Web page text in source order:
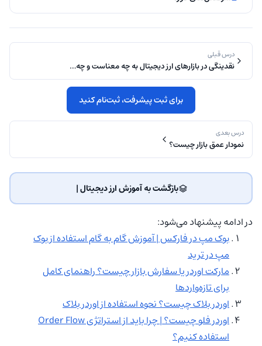
درس قبلی
نقدینگی در بازارهای ارز دیجیتال به چه معناست و چه…
برای ثبت پیشرفت، ثبت‌نام کنید
درس بعدی
نمودار عمق بازار چیست؟
بازگشت به آموزش ارز دیجیتال | ‌
در ادامه پیشنهاد می‌شود:
بوک مپ در فارکس | آموزش گام به گام استفاده از بوک
مپ در ترید
مارکت اوردر یا سفارش بازار چیست؟ راهنمای کامل
برای تازه‌واردها
اوردر بلاک چیست؟ نحوه استفاده از اوردر بلاک
اوردر فلو چیست؟ | چرا باید از استراتژی Order Flow
استفاده کنیم؟